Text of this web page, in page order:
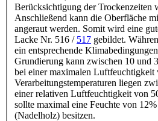
Berücksichtigung der Trockenzeiten
Anschließend kann die Oberfläche
angeraut werden. Somit wird eine
Lacke Nr. 516 / 517 gebildet.
ein entsprechende
Grundierung kann zwischen 10 und
bei einer maximalen Luftfeuchtigkeit
Verarbeitungstemperaturen liegen
einer relativen Luftfeuchtigkeit von
sollte maximal eine Feuchte von
(Nadelholz) besitzen.